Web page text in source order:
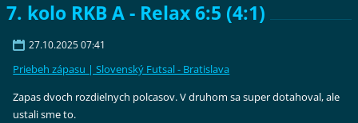
7. kolo RKB A - Relax 6:5 (4:1)
27.10.2025 07:41
Priebeh zápasu | Slovenský Futsal - Bratislava
Zapas dvoch rozdielnych polcasov. V druhom sa super dotahoval, ale
ustali sme to.